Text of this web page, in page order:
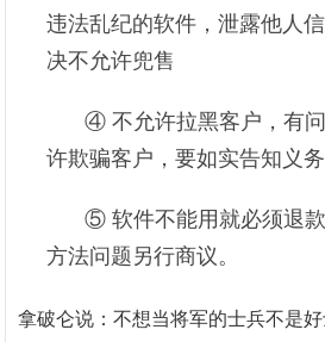
违法乱纪的软件，泄露他人
决不允许兜售
④ 不允许拉黑客户，有
许欺骗客户，要如实告知义
⑤ 软件不能用就必须退
方法问题另行商议。
拿破仑说：不想当将军的士兵不是好